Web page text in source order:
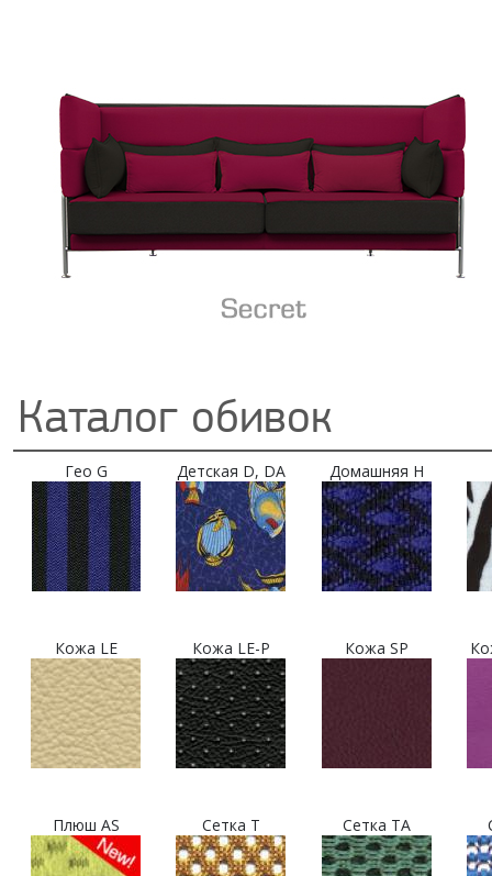
Каталог обивок
Гео G Детская D, DA Домашняя H
Кожа LE Кожа LE-P Кожа SP
Плюш AS Сетка T Сетка TA